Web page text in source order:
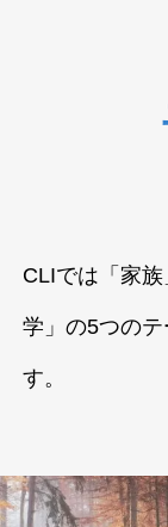
CLIでは「家
学」の5つの
す。